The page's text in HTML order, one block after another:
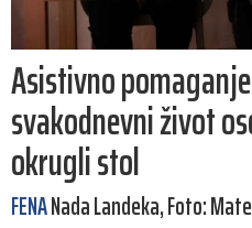
Asistivno
svakodnevni život
okrugli stol
FENANada Landeka, Foto: